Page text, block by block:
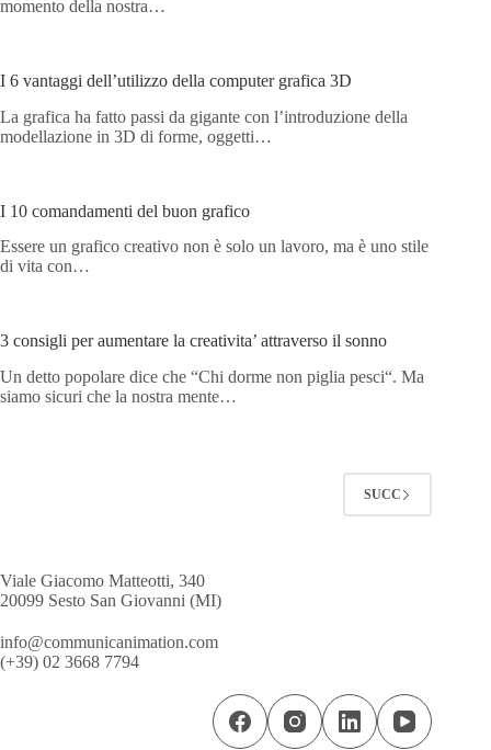
momento della nostra…
I 6 vantaggi dell’utilizzo della computer grafica 3D
La grafica ha fatto passi da gigante con l’introduzione della
modellazione in 3D di forme, oggetti…
I 10 comandamenti del buon grafico
Essere un grafico creativo non è solo un lavoro, ma è uno stile
di vita con…
3 consigli per aumentare la creativita’ attraverso il sonno
Un detto popolare dice che “Chi dorme non piglia pesci“. Ma
siamo sicuri che la nostra mente…
SUCC
Viale Giacomo Matteotti, 340
20099 Sesto San Giovanni (MI)
info@communicanimation.com
(+39) 02 3668 7794